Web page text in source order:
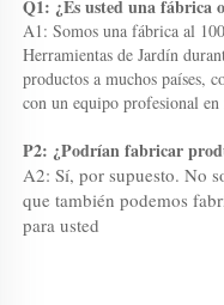
Q1: ¿Es usted una fábrica
A1: Somos una fábrica al
Herramientas de Jardín
productos a muchos países,
con un equipo profesional en
P2: ¿Podrían fabricar
A2: Sí, por supuesto. No
que también podemos
para usted